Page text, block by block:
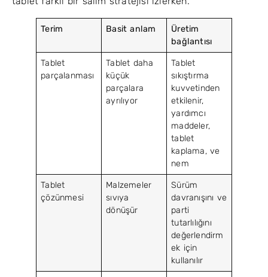
Terim Basit anlam
Üretim
bağlantısı
Tablet
parçalanması
Tablet daha
küçük
parçalara
ayrılıyor
Tablet
sıkıştırma
kuvvetinden
etkilenir,
yardımcı
maddeler,
tablet
kaplama, ve
nem
Tablet
çözünmesi
Malzemeler
sıvıya
dönüşür
Sürüm
davranışını ve
parti
tutarlılığını
değerlendirm
ek için
kullanılır